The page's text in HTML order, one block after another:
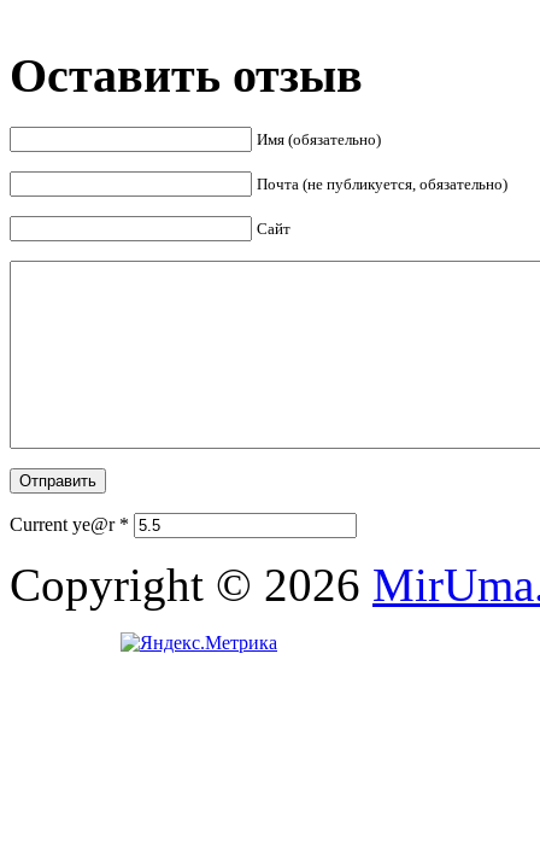
Оставить отзыв
Имя (обязательно)
Почта (не публикуется, обязательно)
Сайт
Current ye@r *
Copyright © 2026